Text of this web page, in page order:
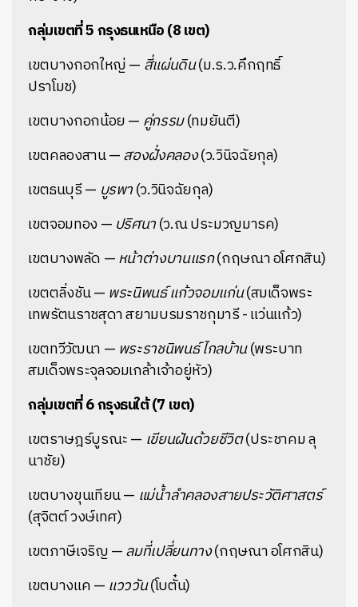
กลุ่มเขตที่ 5 กรุงธนเหนือ (8 เขต)
เขตบางกอกใหญ่ — สี่แผ่นดิน(ม.ร.ว.คึกฤทธิ์
ปราโมช)
เขตบางกอกน้อย — คู่กรรม(ทมยันตี)
เขตคลองสาน —สองฝั่งคลอง(ว.วินิจฉัยกุล)
เขตธนบุรี — บูรพา(ว.วินิจฉัยกุล)
เขตจอมทอง — ปริศนา(ว.ณ ประมวญมารค)
เขตบางพลัด —หน้าต่างบานแรก(กฤษณา อโศกสิน)
เขตตลิ่งชัน — พระนิพนธ์ แก้วจอมแก่น(สมเด็จพระ
เทพรัตนราชสุดา สยามบรมราชกุมารี - แว่นแก้ว)
เขตทวีวัฒนา — พระราชนิพนธ์ ไกลบ้าน(พระบาท
สมเด็จพระจุลจอมเกล้าเจ้าอยู่หัว)
กลุ่มเขตที่ 6 กรุงธนใต้ (7 เขต)
เขตราษฎร์บูรณะ — เขียนฝันด้วยชีวิต(ประชาคม ลุ
นาชัย)
เขตบางขุนเทียน — แม่น้ำลำคลองสายประวัติศาสตร์
(สุจิตต์ วงษ์เทศ)
เขตภาษีเจริญ —ลมที่เปลี่ยนทาง(กฤษณา อโศกสิน)
เขตบางแค — แวววัน(โบตั๋น)